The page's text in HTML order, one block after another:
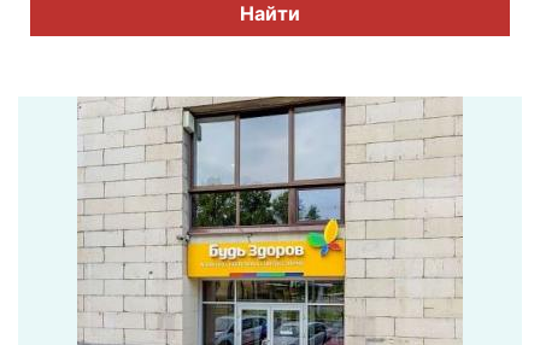
Найти